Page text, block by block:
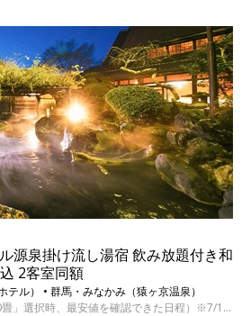
源泉掛け流し湯宿 飲み放題付き和
2客室同額
ル） • 群馬・みなかみ（猿ヶ京温泉）
9/16（「【谷川連峰側】和室10畳」選択時、最安値を確認できた日程）※7/15 9時時点